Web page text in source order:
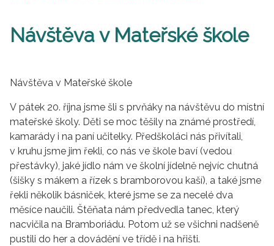
Návštěva v Mateřské škole
Návštěva v Mateřské škole
V pátek 20. října jsme šli s prvňáky na návštěvu do místní
mateřské školy. Děti se moc těšily na známé prostředí,
kamarády i na paní učitelky. Předškoláci nás přivítali,
v kruhu jsme jim řekli, co nás ve škole baví (vedou
přestávky), jaké jídlo nám ve školní jídelně nejvíc chutná
(šišky s mákem a řízek s bramborovou kaší), a také jsme
řekli několik básniček, které jsme se za necelé dva
měsíce naučili. Štěňata nám předvedla tanec, který
nacvičila na Bramboriádu. Potom už se všichni nadšeně
pustili do her a dovádění ve třídě i na hřišti.